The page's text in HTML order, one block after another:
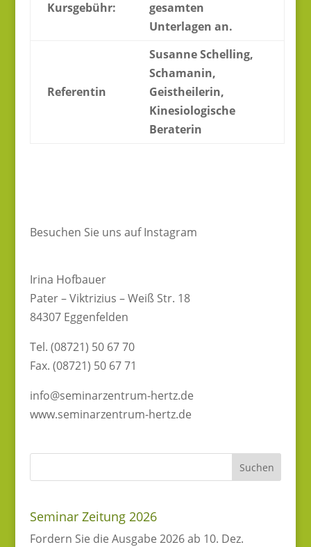
Kursgebühr:
gesamten
Unterlagen an.
Referentin
Susanne Schelling,
Schamanin,
Geistheilerin,
Kinesiologische
Beraterin
Besuchen Sie uns auf Instagram
Irina Hofbauer
Pater – Viktrizius – Weiß Str. 18
84307 Eggenfelden
Tel. (08721) 50 67 70
Fax. (08721) 50 67 71
info@seminarzentrum-hertz.de
www.seminarzentrum-hertz.de
Seminar Zeitung 2026
Fordern Sie die Ausgabe 2026 ab 10. Dez.